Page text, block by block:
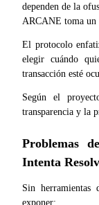
Préstamos
Servicio de
dependen de la
ARCANE toma un
El protocolo
elegir cuándo
transacción esté
Según el
transparencia y la
Problemas
Intenta
Sin herramientas
exponer: